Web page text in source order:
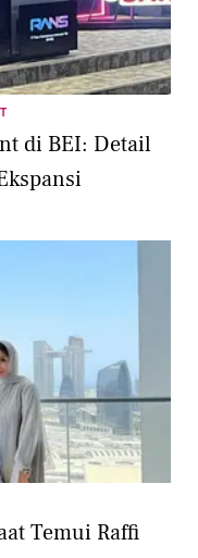
di BEI: Detail
Temui Raffi